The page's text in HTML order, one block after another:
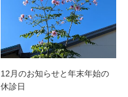
12月のお知らせと年末年始の
休診日